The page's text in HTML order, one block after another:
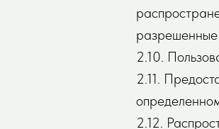
2.10.
2.11.
2.12.